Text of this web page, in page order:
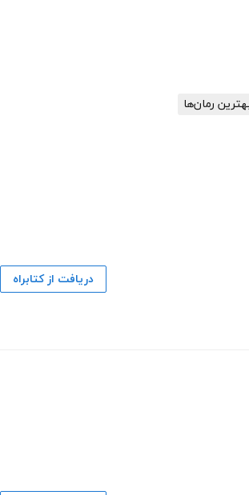
رمان‌ها
دریافت از کتابراه